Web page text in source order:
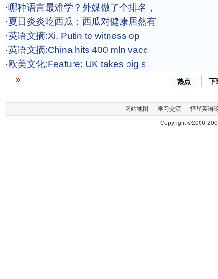
·哪种语言最难学？外媒做了个排名，
·夏日炎炎吃西瓜：西瓜对健康居然有
·英语文摘:Xi, Putin to witness op
·英语文摘:China hits 400 mln vacc
·欧美文化:Feature: UK takes big s
热点 下
网站地图 - 学习交流 -恒星英语
Copyright ©2006-